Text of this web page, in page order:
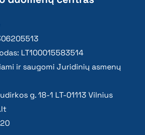
LT100015583514
ir saugomi Juridinių asmenų
g. 18-1 LT-01113 Vilnius